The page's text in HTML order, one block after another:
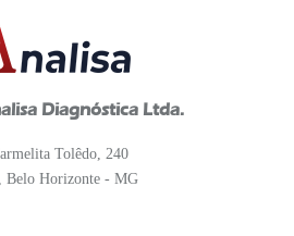
Diagnóstica Ltda.
Tolêdo, 240
Belo Horizonte - MG